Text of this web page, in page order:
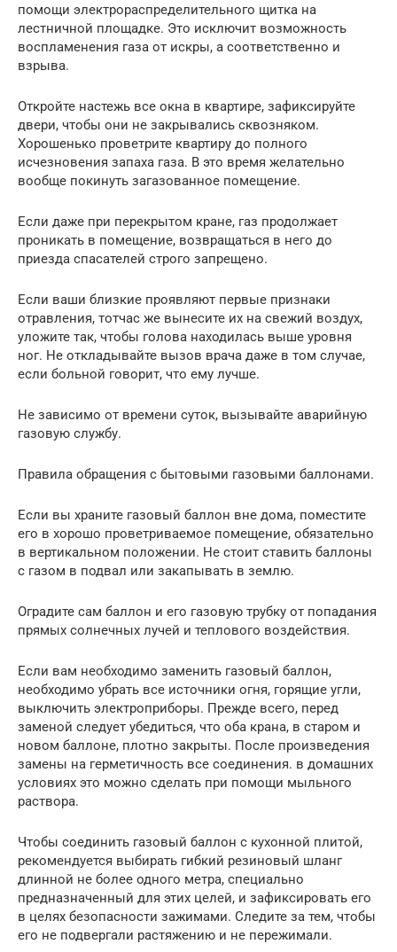
помощи электрораспределительного щитка на
лестничной площадке. Это исключит возможность
воспламенения газа от искры, а соответственно и
взрыва.
Откройте настежь все окна в квартире, зафиксируйте
двери, чтобы они не закрывались сквозняком.
Хорошенько проветрите квартиру до полного
исчезновения запаха газа. В это время желательно
вообще покинуть загазованное помещение.
Если даже при перекрытом кране, газ продолжает
проникать в помещение, возвращаться в него до
приезда спасателей строго запрещено.
Если ваши близкие проявляют первые признаки
отравления, тотчас же вынесите их на свежий воздух,
уложите так, чтобы голова находилась выше уровня
ног. Не откладывайте вызов врача даже в том случае,
если больной говорит, что ему лучше.
Не зависимо от времени суток, вызывайте аварийную
газовую службу.
Правила обращения с бытовыми газовыми баллонами.
Если вы храните газовый баллон вне дома, поместите
его в хорошо проветриваемое помещение, обязательно
в вертикальном положении. Не стоит ставить баллоны
с газом в подвал или закапывать в землю.
Оградите сам баллон и его газовую трубку от попадания
прямых солнечных лучей и теплового воздействия.
Если вам необходимо заменить газовый баллон,
необходимо убрать все источники огня, горящие угли,
выключить электроприборы. Прежде всего, перед
заменой следует убедиться, что оба крана, в старом и
новом баллоне, плотно закрыты. После произведения
замены на герметичность все соединения. в домашних
условиях это можно сделать при помощи мыльного
раствора.
Чтобы соединить газовый баллон с кухонной плитой,
рекомендуется выбирать гибкий резиновый шланг
длинной не более одного метра, специально
предназначенный для этих целей, и зафиксировать его
в целях безопасности зажимами. Следите за тем, чтобы
его не подвергали растяжению и не пережимали.